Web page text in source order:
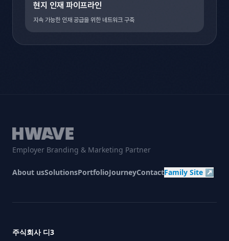
현지 인재 파이프라인
지속 가능한 인재 공급을 위한 네트워크 구축
Employer Branding & Marketing Partner
About usSolutionsPortfolioJourneyContactFamily Site ↗
주식회사 디3